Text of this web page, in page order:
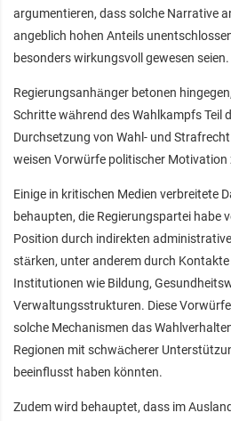
argumentieren, dass solche Narrative
angeblich hohen Anteils
besonders wirkungsvoll gewesen seien.
Regierungsanhänger betonen
Schritte während des Wahlkampfs Teil
Durchsetzung von Wahl- und
weisen Vorwürfe politischer Motivation
Einige in kritischen Medien verbreitete
behaupten, die Regierungspartei habe
Position durch indirekten
stärken, unter anderem durch
Institutionen wie Bildung,
Verwaltungsstrukturen. Diese
solche Mechanismen das
Regionen mit schwächerer
beeinflusst haben könnten.
Zudem wird behauptet, dass im